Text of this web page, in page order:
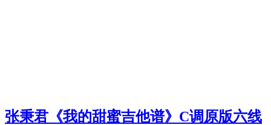
张秉君《我的甜蜜吉他谱》C调原版六线